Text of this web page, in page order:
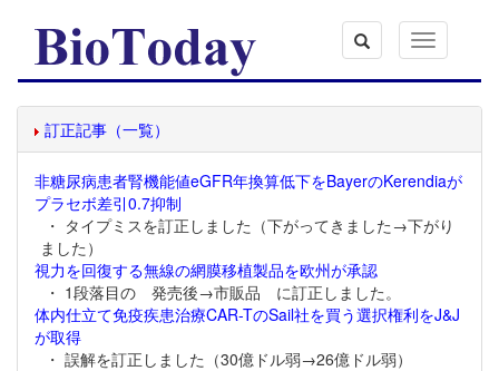
Toggle
navigation
訂正記事（一覧）
非糖尿病患者腎機能値eGFR年換算低下をBayerのKerendiaが
プラセボ差引0.7抑制
・ タイプミスを訂正しました（下がってきました→下がり
ました）
視力を回復する無線の網膜移植製品を欧州が承認
・ 1段落目の 発売後→市販品 に訂正しました。
体内仕立て免疫疾患治療CAR-TのSail社を買う選択権利をJ&J
が取得
・ 誤解を訂正しました（30億ドル弱→26億ドル弱）